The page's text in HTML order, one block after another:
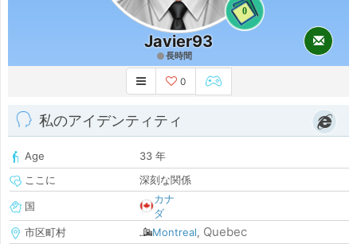
0
Javier93
長時間
0
私のアイデンティティ
Age
33 年
ここに
深刻な関係
国
カナ
ダ
市区町村
Montreal, Quebec